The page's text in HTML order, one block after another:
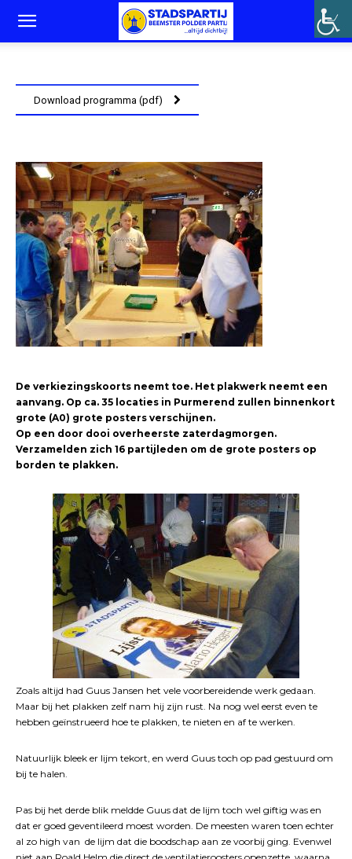
Download programma (pdf)
De verkiezingskoorts neemt toe. Het plakwerk neemt een
aanvang. Op ca. 35 locaties in Purmerend zullen binnenkort
grote (A0) grote posters verschijnen.
Op een door dooi overheerste zaterdagmorgen.
Verzamelden zich 16 partijleden om de grote posters op
borden te plakken.
Zoals altijd had Guus Jansen het vele voorbereidende werk gedaan.
Maar bij het plakken zelf nam hij zijn rust. Na nog wel eerst even te
hebben geïnstrueerd hoe te plakken, te nieten en af te werken.
Natuurlijk bleek er lijm tekort, en werd Guus toch op pad gestuurd om
bij te halen.
Pas bij het derde blik meldde Guus dat de lijm toch wel giftig was en
dat er goed geventileerd moest worden. De meesten waren toen echter
al zo high van de lijm dat die boodschap aan ze voorbij ging. Evenwel